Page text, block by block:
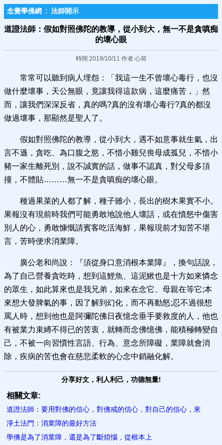
念覺學佛網 : 法師開示
道證法師：假如對照佛陀的教導，從小到大，無一不是貪嗔痴
的壞心眼
時間:2019/10/11 作者:心荷
常常可以聽到病人埋怨：「我這一生不曾壞心毒行，也沒
做什麼壞事，天公無眼，竟讓我得這款病，這麼痛苦，」然
而，讓我們深深反省，真的嗎?真的沒有壞心毒行?真的都沒
做過壞事，那顯然是聖人了。
假如對照佛陀的教導，從小到大，遇不如意事就生氣，出
言不遜，貪吃、為口腹之慾，不惜小雞兒喪母成孤兒，不惜小
豬一家生離死別，說不誠實的話，做事不認真，對父母多頂
撞，不體貼………無一不是貪嗔痴的壞心眼。
種過果菜的人都了解，種子雖小，長出的樹木果實不小。
果報沒有現前時我們可能勇敢地說他人壞話，或在憤怒中傷害
別人的心，勇敢慷慨請賓客吃活海鮮，果報現前才知苦不堪
言，苦時便求消業障。
廣公老和尚說：『須從身口意消根本業障』，換句話說，
為了自己營養貪吃時，想到這鯉魚、這泥鰍也是十方如來憐念
的眾生，如此算來也是我兄弟，如來在念它、母親在等它;本
來想大發脾氣的事，因了解到幻化，而不再動怒;忍不過很想
罵人時，想到他也是阿彌陀佛日夜憶念垂手要救度的人，他也
有被業力束縛不得已的苦衷，就轉而念佛憶佛，能積極轉變自
己，不被一向習慣性言語、行為、意念所障礙，業障就會消
除，疾病的苦也會在慈悲柔軟的心念中銷融化解。
分享好文，利人利己，功德無量!
相關文章:
道證法師：要用對佛的信心，對佛戒的信心，對自己的信心，來
淨土法門：消業障的最好方法
學佛是為了消業障，還是為了斷​煩惱，從根本上